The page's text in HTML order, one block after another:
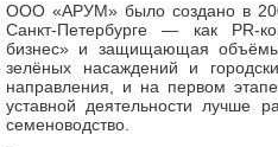
ООО «АРУМ» было создано в
Санкт-Петербурге — как PR-
бизнес» и защищающая
зелёных насаждений и
направления, и на первом
уставной деятельности лучше
семеноводство.